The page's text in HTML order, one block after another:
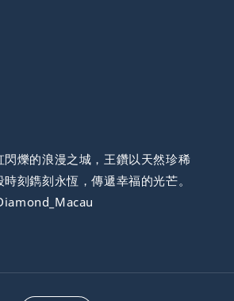
閃爍的浪漫之城，王鑽以天然珍稀
刻鐫刻永恆，傳遞幸福的光芒。